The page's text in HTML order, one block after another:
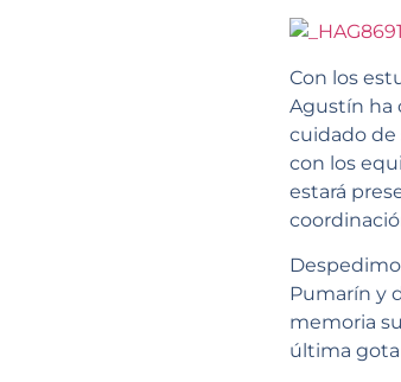
Con los
Agustín ha
cuidado de
con los
estará
Pumarín y
memoria
última gota